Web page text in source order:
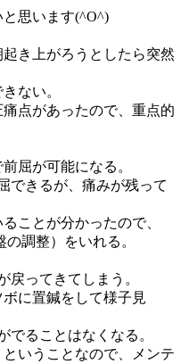
思います(^O^)
き上がろうとしたら突然
ない。
点があったので、重点的
屈が可能になる。
できるが、痛みが残って
ことが分かったので、
調整）をいれる。
戻ってきてしまう。
に置鍼をして様子見
でることはなくなる。
いうことなので、メンテ